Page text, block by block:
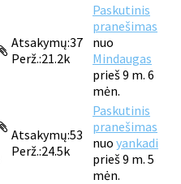
Atsakymų:37
Perž.:21.2k
Paskutinis
pranešimas
nuo
Mindaugas
prieš 9 m. 6
mėn.
Atsakymų:53
Perž.:24.5k
Paskutinis
pranešimas
nuo yankadi
prieš 9 m. 5
mėn.